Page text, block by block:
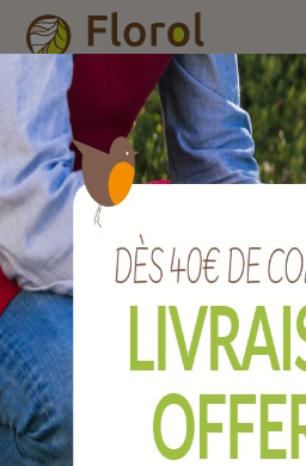
Accueil Nos produits /Outils de
Grillage
Ficelle coton câblé,
Ficelle coton câblé,